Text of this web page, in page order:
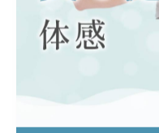
せ効果やサロン通いの
サロンで実際にカウン
分に合うスタッフがい